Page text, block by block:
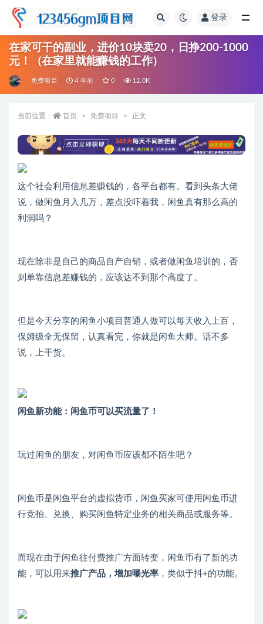
登录
在家可干的副业，进价10块卖20，日挣200-1000
元！（在家里就能赚钱的工作）
免费项目 4 年前 0 12.0K
当前位置： 首页 免费项目 正文
这个社会利用信息差赚钱的，各平台都有。看到头条大佬
说，做闲鱼月入几万，差点没吓着我，闲鱼真有那么高的
利润吗？
现在除非是自己的商品自产自销，或者做闲鱼培训的，否
则单靠信息差赚钱的，应该达不到那个高度了。
但是今天分享的闲鱼小项目普通人做可以每天收入上百，
保姆级全无保留，认真看完，你就是闲鱼大师。话不多
说，上干货。
闲鱼新功能：闲鱼币可以买流量了！
玩过闲鱼的朋友，对闲鱼币应该都不陌生吧？
闲鱼币是闲鱼平台的虚拟货币，闲鱼买家可使用闲鱼币进
行竞拍、兑换、购买闲鱼特定业务的相关商品或服务等。
而现在由于闲鱼往付费推广方面转变，闲鱼币有了新的功
能，可以用来推广产品，增加曝光率 ，类似于抖+的功能。